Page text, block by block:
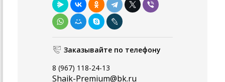
Заказывайте по телефону
8 (967) 118-24-13
Shaik-Premium@bk.ru